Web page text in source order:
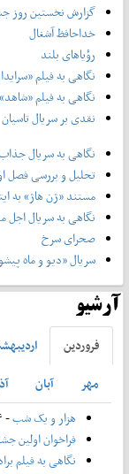
گزارش نخستین روز
خداحافظ آشغال
رؤیاهای بلند
نگاهی به فیلم
نگاهی به فیلم
نقدی بر سریال تاسیان
نگاهی به سریال
تحلیل و بررسی فصل
مستند «ژن هاژ» به
نگاهی به سریال اجل
صحرای سرخ
سریال «دیو و ماه پیشونی۲»،سرمشقی برای آثار کودک و
آرشیو
فروردين
مهر
آبان
هزار و یک شب- ۱۴۰۴
فراخوان اولین
نگاهی به فیلم